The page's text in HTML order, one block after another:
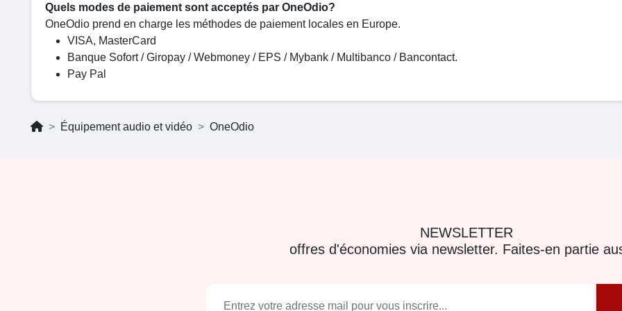
Quels modes de paiement sont acceptés par OneOdio?
OneOdio prend en charge les méthodes de paiement locales en Europe.
VISA, MasterCard
Banque Sofort / Giropay / Webmoney / EPS / Mybank / Multibanco / Bancontact.
Pay Pal
Équipement audio et vidéo OneOdio
NEWSLETTER
offres d'économies via newsletter. Faites-en partie